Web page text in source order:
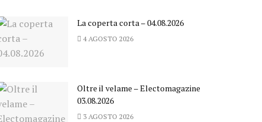
La coperta corta – 04.08.2026
4 AGOSTO 2026
Oltre il velame – Electomagazine
03.08.2026
3 AGOSTO 2026